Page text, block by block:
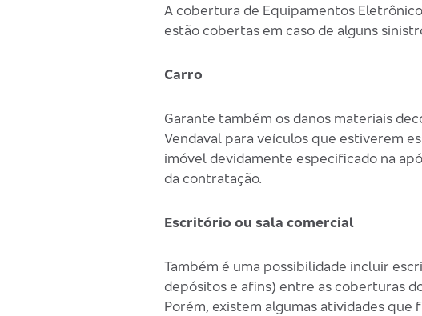
A cobertura de Equipamentos
estão cobertas em caso de alguns
Carro
Garante também os danos materiais
Vendaval para veículos que estiverem
imóvel devidamente especificado na
da contratação.
Escritório ou sala comercial
Também é uma possibilidade incluir
depósitos e afins) entre as coberturas
Porém, existem algumas atividades que